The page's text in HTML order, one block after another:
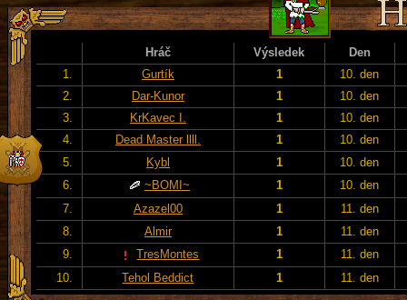
Hráč Výsledek
Den
1.
Gurtík 1 10. den
2.
Dar-Kunor 1 10. den
3.
KrKavec I. 1 10. den
4.
Dead Master llll. 1 10. den
5.
Kybl 1 10. den
6.
~BOMI~ 1 10. den
7.
Azazel00 1 11. den
8.
Almir 1 11. den
9.
TresMontes 1 11. den
10.
Tehol Beddict 1 11. den